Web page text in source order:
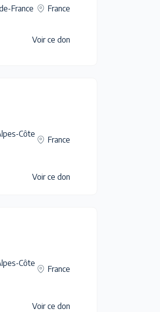
France
France
Voir ce don
Côte
France
Voir ce don
Côte
France
Voir ce don